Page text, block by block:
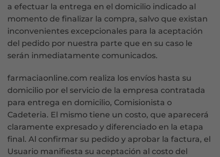
a efectuar la entrega en el domicilio indicado al
momento de finalizar la compra, salvo que existan
inconvenientes excepcionales para la aceptación
del pedido por nuestra parte que en su caso le
serán inmediatamente comunicados.
farmaciaonline.com realiza los envíos hasta su
domicilio por el servicio de la empresa contratada
para entrega en domicilio, Comisionista o
Cadeteria. El mismo tiene un costo, que aparecerá
claramente expresado y diferenciado en la etapa
final. Al confirmar su pedido y aprobar la factura, el
Usuario manifiesta su aceptación al costo del